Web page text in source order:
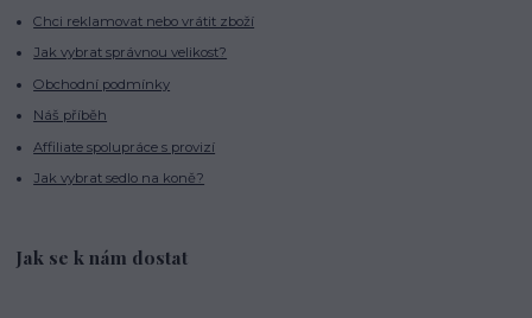
Chci reklamovat nebo vrátit zboží
Jak vybrat správnou velikost?
Obchodní podmínky
Náš příběh
Affiliate spolupráce s provizí
Jak vybrat sedlo na koně?
Jak se k nám dostat